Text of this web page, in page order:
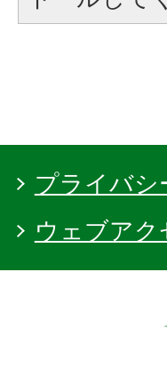
プライバシ
ウェブアク